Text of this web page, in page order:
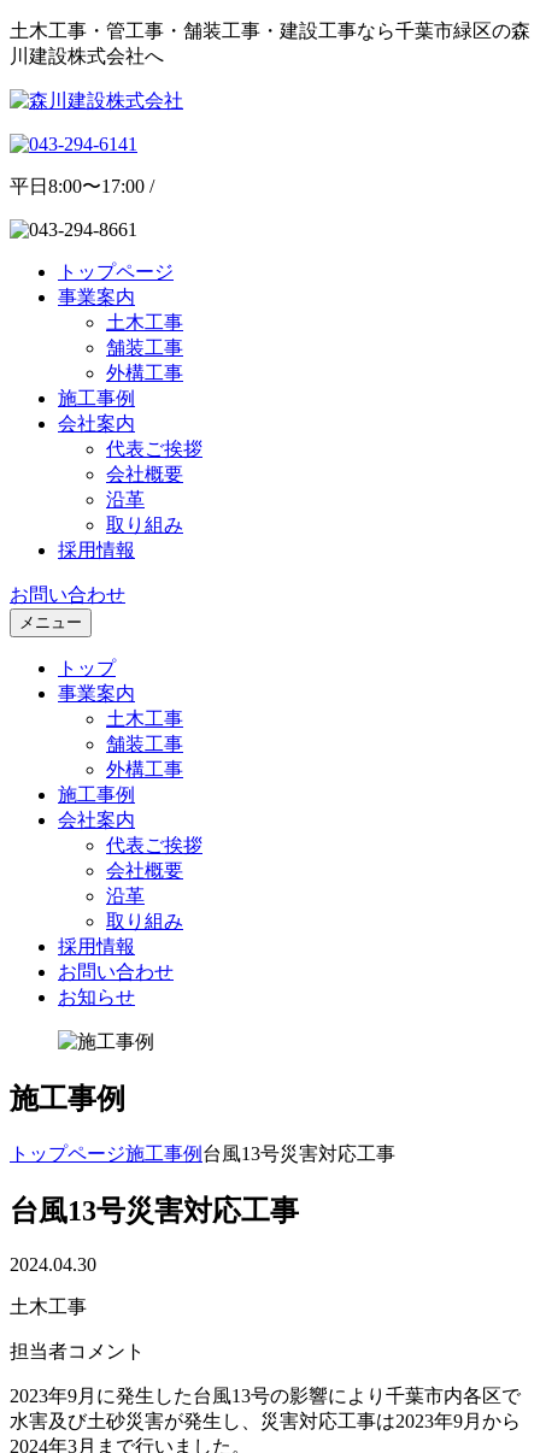
土木工事・管工事・舗装工事・建設工事なら千葉市緑区の森
川建設株式会社へ
平日8:00〜17:00 /
トップページ
事業案内
土木工事
舗装工事
外構工事
施工事例
会社案内
代表ご挨拶
会社概要
沿革
取り組み
採用情報
お問い合わせ
メニュー
トップ
事業案内
土木工事
舗装工事
外構工事
施工事例
会社案内
代表ご挨拶
会社概要
沿革
取り組み
採用情報
お問い合わせ
お知らせ
施工事例
トップページ施工事例 台風13号災害対応工事
台風13号災害対応工事
2024.04.30
土木工事
担当者コメント
2023年9月に発生した台風13号の影響により千葉市内各区で
水害及び土砂災害が発生し、災害対応工事は2023年9月から
2024年3月まで行いました。